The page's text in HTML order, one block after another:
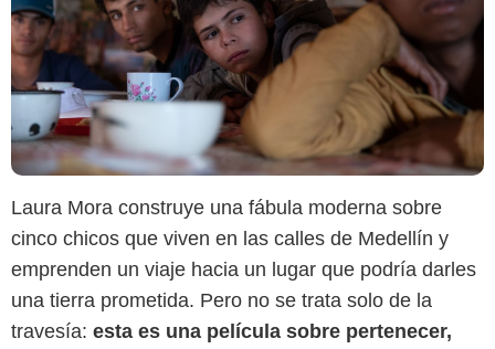
Laura Mora construye una fábula moderna sobre
cinco chicos que viven en las calles de Medellín y
emprenden un viaje hacia un lugar que podría darles
una tierra prometida. Pero no se trata solo de la
travesía: esta es una película sobre pertenecer,
Netflix